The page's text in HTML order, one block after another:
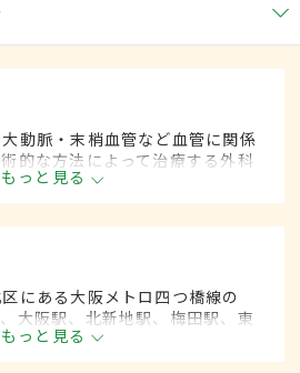
動脈・末梢血管など血管に関係
的な方法によって治療する外科
もっと見る
にある大阪メトロ四つ橋線の
大阪駅、北新地駅、梅田駅、東
が可能で、1日の平均乗降者数は
は宿泊施設や大型商業施設、オ
もっと見る